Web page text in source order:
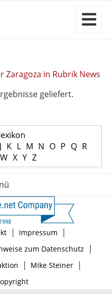
Zaragoza in Rubrik News
geliefert.
J K L M N O P Q R
W X Y Z
| Impressum |
zum Datenschutz |
| Mike Steiner|